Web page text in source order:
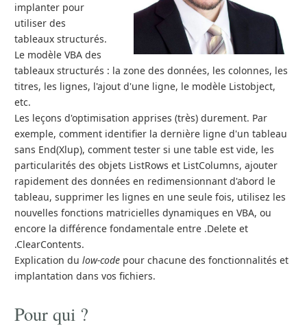
implanter pour
utiliser des
tableaux structurés.
Le modèle VBA des
tableaux structurés : la zone des données, les colonnes, les
titres, les lignes, l'ajout d'une ligne, le modèle Listobject,
etc.
Les leçons d'optimisation apprises (très) durement. Par
exemple, comment identifier la dernière ligne d'un tableau
sans End(Xlup), comment tester si une table est vide, les
particularités des objets ListRows et ListColumns, ajouter
rapidement des données en redimensionnant d'abord le
tableau, supprimer les lignes en une seule fois, utilisez les
nouvelles fonctions matricielles dynamiques en VBA, ou
encore la différence fondamentale entre .Delete et
.ClearContents.
Explication du low-code pour chacune des fonctionnalités et
implantation dans vos fichiers.
Pour qui ?